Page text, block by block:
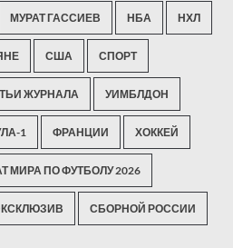
МУРАТ ГАССИЕВ НБА НХЛ
США СПОРТ
ЖУРНАЛА УИМБЛДОН
1 ФРАНЦИИ ХОККЕЙ
МИРА ПО ФУТБОЛУ 2026
СБОРНОЙ РОССИИ